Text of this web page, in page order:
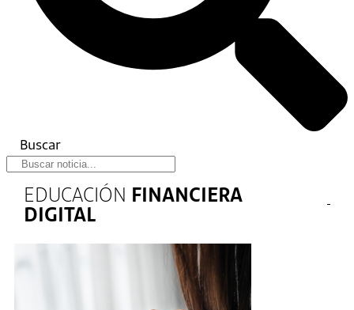
Buscar
EDUCACIÓN FINANCIERA
DIGITAL